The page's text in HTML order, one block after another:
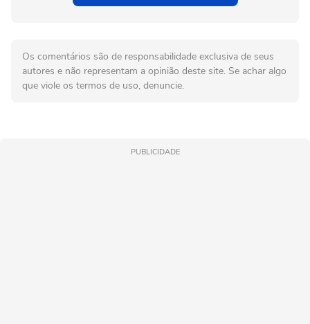
Os comentários são de responsabilidade exclusiva de seus
autores e não representam a opinião deste site. Se achar algo
que viole os termos de uso, denuncie.
PUBLICIDADE